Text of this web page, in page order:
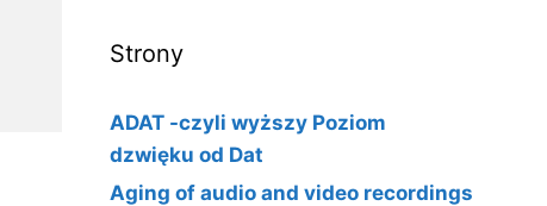
Strony
ADAT -czyli wyższy Poziom
dzwięku od Dat
Aging of audio and video recordings